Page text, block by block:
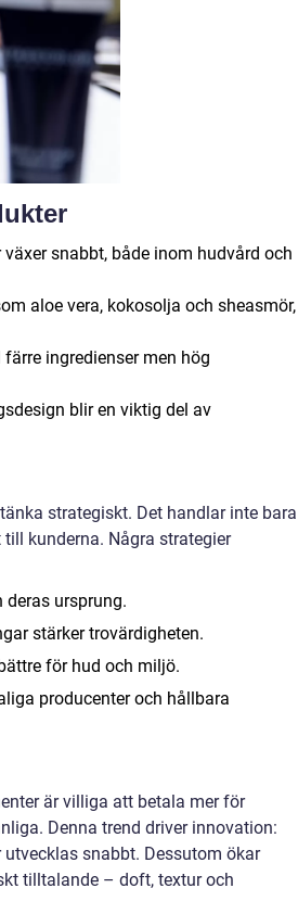
snabbt, både inom hudvård och
aloe vera, kokosolja och sheasmör,
ingredienser men hög
blir en viktig del av
strategiskt. Det handlar inte bara
kunderna. Några strategier
ursprung.
stärker trovärdigheten.
för hud och miljö.
producenter och hållbara
är villiga att betala mer för
Denna trend driver innovation:
snabbt. Dessutom ökar
tilltalande – doft, textur och